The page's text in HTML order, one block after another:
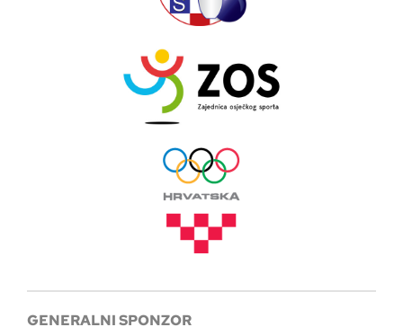
GENERALNI SPONZOR